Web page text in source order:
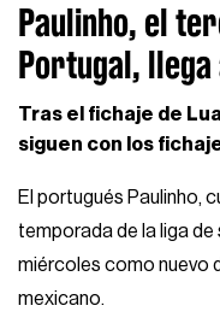
Paulinho, el
Portugal, llega
Tras el fichaje de
siguen con los
El portugués Paulinho,
temporada de la liga de
miércoles como nuevo
mexicano.